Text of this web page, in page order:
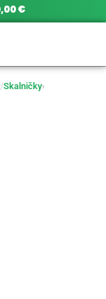
€
/Skalničky›